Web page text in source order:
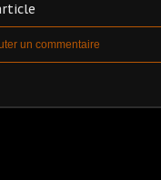
un commentaire